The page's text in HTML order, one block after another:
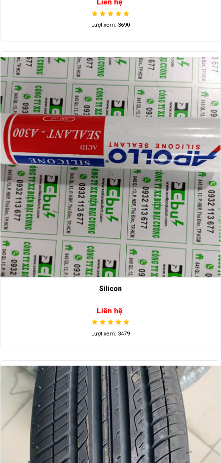
Liên hệ
Lượt xem: 3690
Silicon
Liên hệ
Lượt xem: 3479